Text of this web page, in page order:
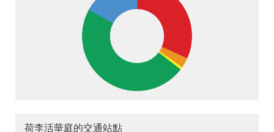
荷李活華庭的交通站點